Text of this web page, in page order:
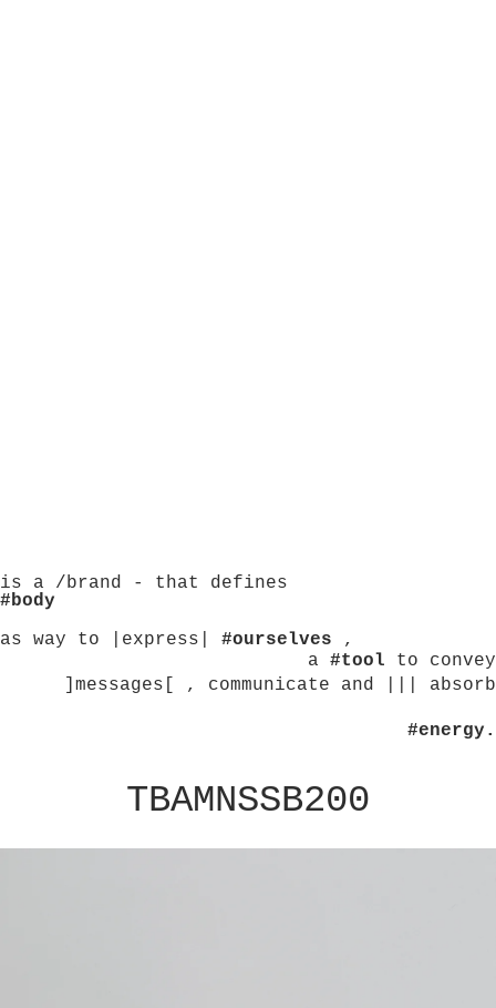
is a /brand - that defines
#body
as way to |express| #ourselves
,
a #tool to convey
]messages[ , communicate and ||| absorb
#energy.
TBAMNSSB200